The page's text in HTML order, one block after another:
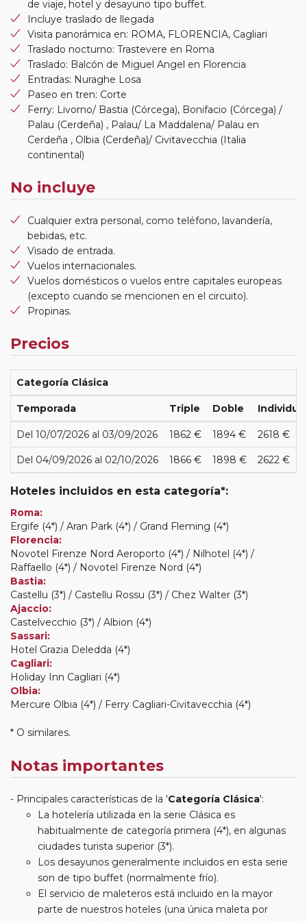
de viaje, hotel y desayuno tipo buffet.
Incluye traslado de llegada
Visita panorámica en: ROMA, FLORENCIA, Cagliari
Traslado nocturno: Trastevere en Roma
Traslado: Balcón de Miguel Angel en Florencia
Entradas: Nuraghe Losa
Paseo en tren: Corte
Ferry: Livorno/ Bastia (Córcega), Bonifacio (Córcega) /
Palau (Cerdeña) , Palau/ La Maddalena/ Palau en
Cerdeña , Olbia (Cerdeña)/ Civitavecchia (Italia
continental)
No incluye
Cualquier extra personal, como teléfono, lavandería,
bebidas, etc.
Visado de entrada.
Vuelos internacionales.
Vuelos domésticos o vuelos entre capitales europeas
(excepto cuando se mencionen en el circuito).
Propinas.
Precios
Categoría Clásica
Temporada Triple Doble Individual
Del 10/07/2026 al 03/09/2026 1862 € 1894 € 2618 €
Del 04/09/2026 al 02/10/2026 1866 € 1898 € 2622 €
Hoteles incluidos en esta categoría*:
Roma:
Ergife (4*) / Aran Park (4*) / Grand Fleming (4*)
Florencia:
Novotel Firenze Nord Aeroporto (4*) / Nilhotel (4*) /
Raffaello (4*) / Novotel Firenze Nord (4*)
Bastia:
Castellu (3*) / Castellu Rossu (3*) / Chez Walter (3*)
Ajaccio:
Castelvecchio (3*) / Albion (4*)
Sassari:
Hotel Grazia Deledda (4*)
Cagliari:
Holiday Inn Cagliari (4*)
Olbia:
Mercure Olbia (4*) / Ferry Cagliari-Civitavecchia (4*)
* O similares.
Notas importantes
Principales características de la 'Categoría Clásica':
La hotelería utilizada en la serie Clásica es
habitualmente de categoría primera (4*), en algunas
ciudades turista superior (3*).
Los desayunos generalmente incluidos en esta serie
son de tipo buffet (normalmente frío).
El servicio de maleteros está incluido en la mayor
parte de nuestros hoteles (una única maleta por